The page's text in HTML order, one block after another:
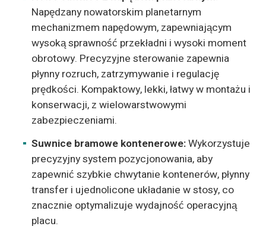
Napędzany nowatorskim planetarnym
mechanizmem napędowym, zapewniającym
wysoką sprawność przekładni i wysoki moment
obrotowy. Precyzyjne sterowanie zapewnia
płynny rozruch, zatrzymywanie i regulację
prędkości. Kompaktowy, lekki, łatwy w montażu i
konserwacji, z wielowarstwowymi
zabezpieczeniami.
Suwnice bramowe kontenerowe:Wykorzystuje
precyzyjny system pozycjonowania, aby
zapewnić szybkie chwytanie kontenerów, płynny
transfer i ujednolicone układanie w stosy, co
znacznie optymalizuje wydajność operacyjną
placu.